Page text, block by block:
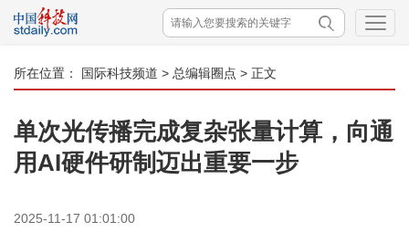
所在位置： 国际科技频道 > 总编辑圈点 > 正文
单次光传播完成复杂张量计算，向通
用AI硬件研制迈出重要一步
2025-11-17 01:01:00